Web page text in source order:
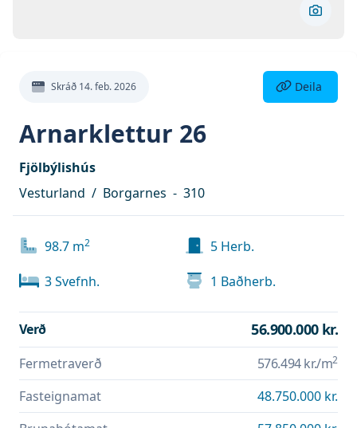
Skoða
Skráð 14. feb. 2026 Deila eign
Deila
Arnarklettur 26
Fjölbýlishús
Vesturland / Borgarnes - 310
98.7 m2 5 Herb.
3Svefnh. 1 Baðherb.
Verð 56.900.000 kr.
Fermetraverð 576.494 kr./m2
Fasteignamat
48.750.000 kr.